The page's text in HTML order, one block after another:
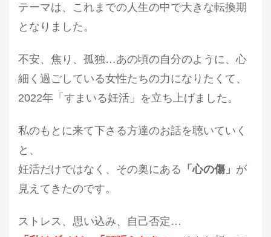
テーマは、これまでの人生の中で大きな転換期
となりました。
不安、焦り、孤独…あの頃の自分のように、心
細く過ごしている女性たちの力になりたくて、
2022年「すまいる妊活」を立ち上げました。
私のもとに来て下さる方達のお話を聴いていく
と、
妊活だけではなく、その奥にある 「心の傷」 が
見えてきたのです。
ストレス、思い込み、自己否定…